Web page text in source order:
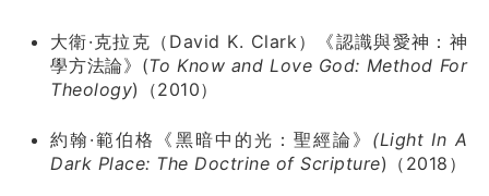
大衛·克拉克（David K. Clark）《認識與愛神：神
學方法論》(To Know and Love God: Method For
Theology)（2010）
約翰·範伯格《黑暗中的光：聖經論》 (Light In A
Dark Place: The Doctrine of Scripture)（2018）